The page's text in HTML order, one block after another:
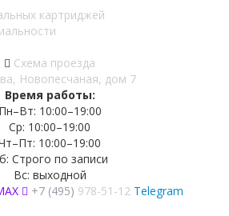
картриджей
Схема проезда
Новопесчаная, дом 7
Время работы:
Пн–Вт: 10:00–19:00
Ср: 10:00–19:00
10:00–19:00
Строго по записи
Вс: выходной
+7 (495) 978-51-12 Telegram